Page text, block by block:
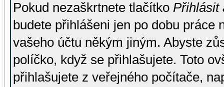
Pokud nezaškrtnete tlačítko Přihlásit
budete přihlášeni jen po dobu práce
vašeho účtu někým jiným. Abyste
políčko, když se přihlašujete. Toto
přihlašujete z veřejného počítače,